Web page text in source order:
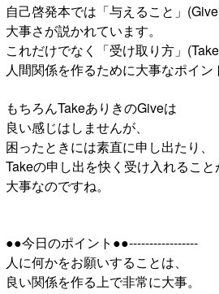
自己啓発本では「与えること」
大事さが説かれています。
これだけでなく「受け取り方」
人間関係を作るために大事なポイン
もちろんTakeありきのGiveは
良い感じはしませんが、
困ったときには素直に申し出たり、
Takeの申し出を快く受け入れること
大事なのですね。
●●今日のポイント●●-----------------
人に何かをお願いすることは、
良い関係を作る上で非常に大事。